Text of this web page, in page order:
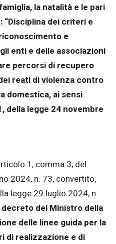
la natalità e le pari
dei criteri e
e
enti e delle associazioni
percorsi di recupero
reati di violenza contro
domestica, ai sensi
della legge 24 novembre
1, comma 3, del
2024, n. 73, convertito,
legge 29 luglio 2024, n.
del Ministro della
delle linee guida per la
di realizzazione e di